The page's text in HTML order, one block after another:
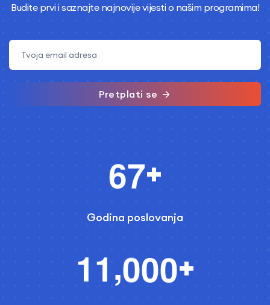
Budite prvi i saznajte najnovije vijesti o našim programima!
Pretplati se
67+
Godina poslovanja
11,000+